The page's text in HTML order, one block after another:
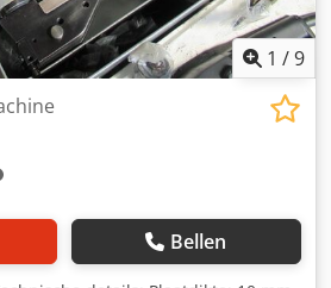
1 /9
Bellen